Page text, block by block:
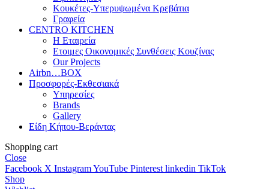
Κουκέτες-Υπερυψωμένα Κρεβάτια
Γραφεία
CENTRO KITCHEN
Η Εταιρεία
Ετοιμες Οικονομικές Συνθέσεις Κουζίνας
Our Projects
Airbn…BOX
Προσφορές-Εκθεσιακά
Υπηρεσίες
Brands
Gallery
Είδη Κήπου-Βεράντας
Shopping cart
Close
Facebook X InstagramYouTube Pinterest linkedin TikTok
Shop